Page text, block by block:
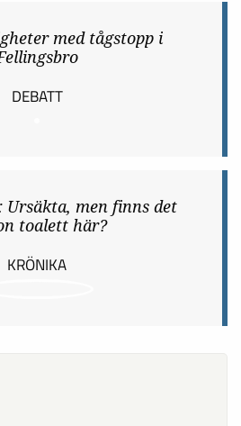
med tågstopp i
DEBATT
Ursäkta, men finns det
toalett här?
KRÖNIKA